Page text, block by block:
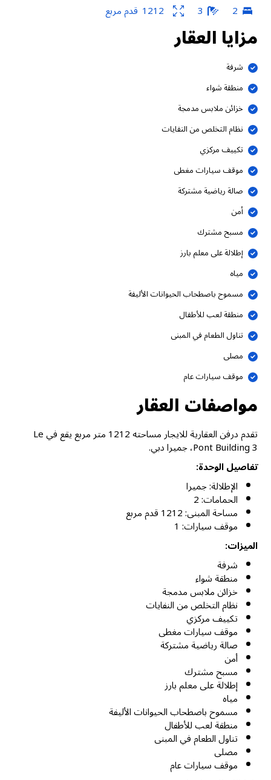
2
3
1212 قدم مربع
مزايا العقار
شرفة
منطقة شواء
خزائن ملابس مدمجة
نظام التخلص من النفايات
تكييف مركزي
موقف سيارات مغطى
صالة رياضية مشتركة
أمن
مسبح مشترك
إطلالة على معلم بارز
مياه
مسموح باصطحاب الحيوانات الأليفة
منطقة لعب للأطفال
تناول الطعام في المبنى
مصلى
موقف سيارات عام
مواصفات العقار
تقدم درفن العقارية للايجار مساحته 1212 متر مربع يقع في Le
Pont Building 3، جميرا دبي.
تفاصيل الوحدة:
الإطلالة: جميرا
الحمامات: 2
مساحة المبنى: 1212 قدم مربع
موقف سيارات: 1
الميزات:
شرفة
منطقة شواء
خزائن ملابس مدمجة
نظام التخلص من النفايات
تكييف مركزي
موقف سيارات مغطى
صالة رياضية مشتركة
أمن
مسبح مشترك
إطلالة على معلم بارز
مياه
مسموح باصطحاب الحيوانات الأليفة
منطقة لعب للأطفال
تناول الطعام في المبنى
مصلى
موقف سيارات عام